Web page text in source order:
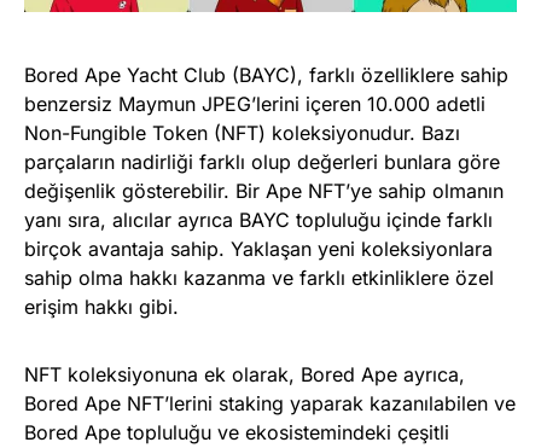
Bored Ape Yacht Club (BAYC), farklı özelliklere sahip
benzersiz Maymun JPEG’lerini içeren 10.000 adetli
Non-Fungible Token (NFT) koleksiyonudur. Bazı
parçaların nadirliği farklı olup değerleri bunlara göre
değişenlik gösterebilir. Bir Ape NFT’ye sahip olmanın
yanı sıra, alıcılar ayrıca BAYC topluluğu içinde farklı
birçok avantaja sahip. Yaklaşan yeni koleksiyonlara
sahip olma hakkı kazanma ve farklı etkinliklere özel
erişim hakkı gibi.
NFT koleksiyonuna ek olarak, Bored Ape ayrıca,
Bored Ape NFT’lerini staking yaparak kazanılabilen ve
Bored Ape topluluğu ve ekosistemindeki çeşitli